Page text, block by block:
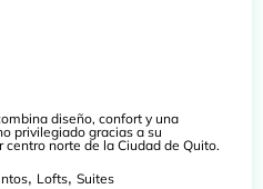
diseño, confort y una
privilegiado gracias a su
norte de la Ciudad de Quito.
, Lofts, Suites